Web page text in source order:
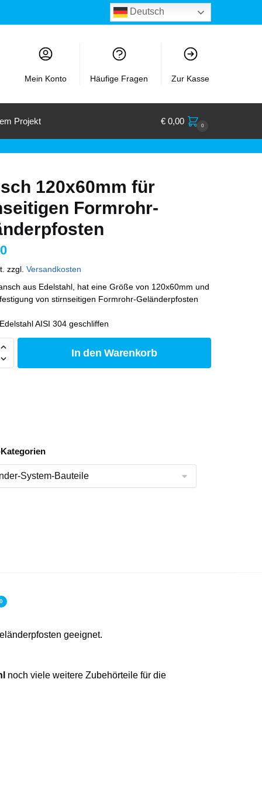
Deutsch
Mein Konto Häufige Fragen Zur Kasse
Projekt € 0,00 0
120x60mm für
Formrohr-
zzgl. Versandkosten
aus Edelstahl, hat eine Größe von 120x60mm und
von stirnseitigen Formrohr-Geländerpfosten
AISI 304 geschliffen
In den Warenkorb
0
geeignet.
noch viele weitere Zubehörteile für die